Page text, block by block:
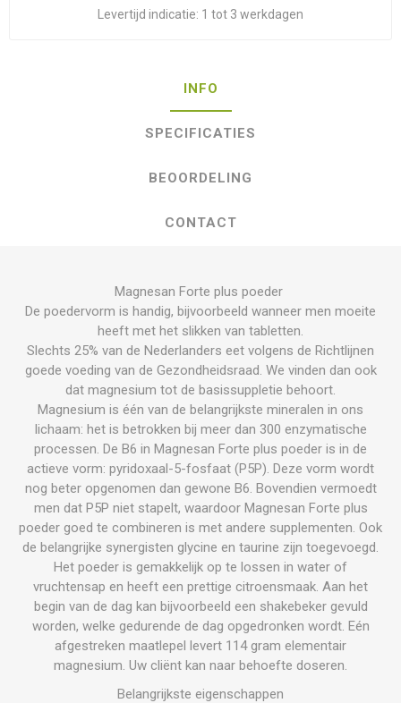
Levertijd indicatie: 1 tot 3 werkdagen
INFO
SPECIFICATIES
BEOORDELING
CONTACT
Magnesan Forte plus poeder
De poedervorm is handig, bijvoorbeeld wanneer men moeite
heeft met het slikken van tabletten.
Slechts 25% van de Nederlanders eet volgens de Richtlijnen
goede voeding van de Gezondheidsraad. We vinden dan ook
dat magnesium tot de basissuppletie behoort.
Magnesium is één van de belangrijkste mineralen in ons
lichaam: het is betrokken bij meer dan 300 enzymatische
processen. De B6 in Magnesan Forte plus poeder is in de
actieve vorm: pyridoxaal-5-fosfaat (P5P). Deze vorm wordt
nog beter opgenomen dan gewone B6. Bovendien vermoedt
men dat P5P niet stapelt, waardoor Magnesan Forte plus
poeder goed te combineren is met andere supplementen. Ook
de belangrijke synergisten glycine en taurine zijn toegevoegd.
Het poeder is gemakkelijk op te lossen in water of
vruchtensap en heeft een prettige citroensmaak. Aan het
begin van de dag kan bijvoorbeeld een shakebeker gevuld
worden, welke gedurende de dag opgedronken wordt. Eén
afgestreken maatlepel levert 114 gram elementair
magnesium. Uw cliënt kan naar behoefte doseren.
Belangrijkste eigenschappen